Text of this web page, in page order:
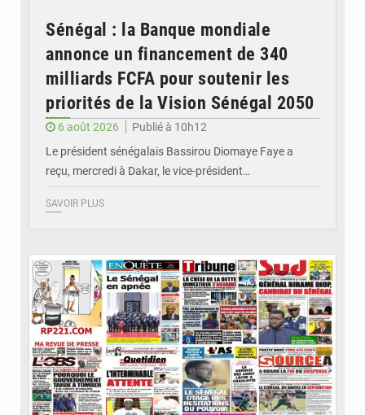
Sénégal : la Banque mondiale
annonce un financement de 340
milliards FCFA pour soutenir les
priorités de la Vision Sénégal 2050
6 août 2026
Publié à 10h12
Le président sénégalais Bassirou Diomaye Faye a
reçu, mercredi à Dakar, le vice-président…
SAVOIR PLUS